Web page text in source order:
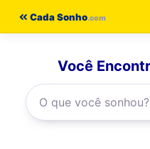
Cada Sonho
Você